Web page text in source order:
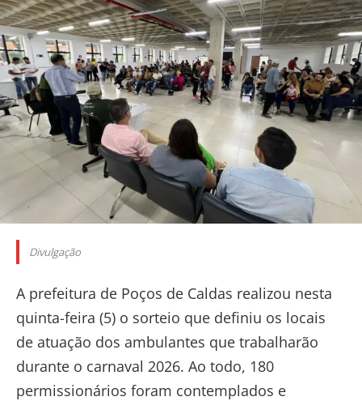
Divulgação
A prefeitura de Poços de Caldas realizou nesta
quinta-feira (5) o sorteio que definiu os locais
de atuação dos ambulantes que trabalharão
durante o carnaval 2026. Ao todo, 180
permissionários foram contemplados e